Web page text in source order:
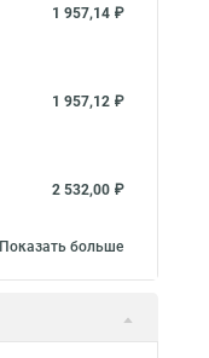
1 957,14 ₽
1 957,12 ₽
2 532,00 ₽
Показать больше